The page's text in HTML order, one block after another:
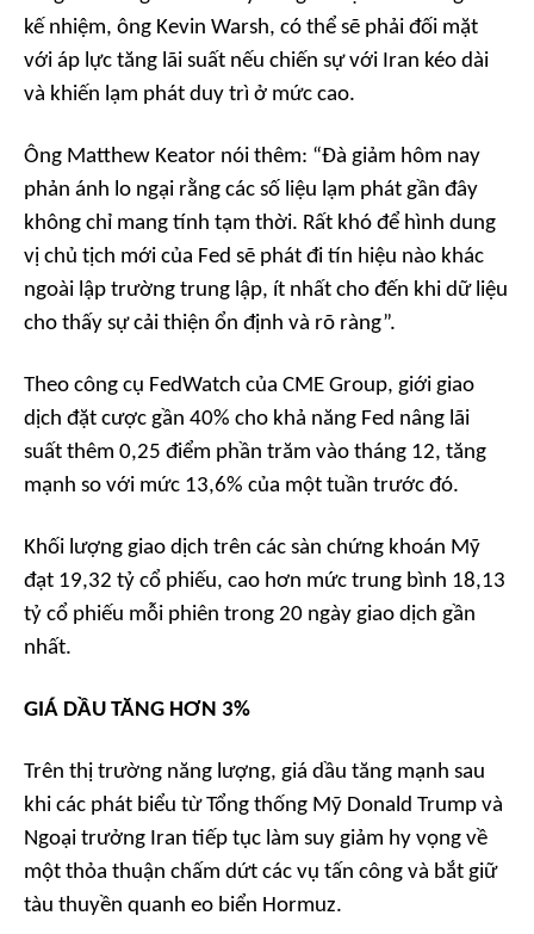
kế nhiệm, ông Kevin Warsh, có thể sẽ phải đối mặt
với áp lực tăng lãi suất nếu chiến sự với Iran kéo dài
và khiến lạm phát duy trì ở mức cao.
Ông Matthew Keator nói thêm: “Đà giảm hôm nay
phản ánh lo ngại rằng các số liệu lạm phát gần đây
không chỉ mang tính tạm thời. Rất khó để hình dung
vị chủ tịch mới của Fed sẽ phát đi tín hiệu nào khác
ngoài lập trường trung lập, ít nhất cho đến khi dữ liệu
cho thấy sự cải thiện ổn định và rõ ràng”.
Theo công cụ FedWatch của CME Group, giới giao
dịch đặt cược gần 40% cho khả năng Fed nâng lãi
suất thêm 0,25 điểm phần trăm vào tháng 12, tăng
mạnh so với mức 13,6% của một tuần trước đó.
Khối lượng giao dịch trên các sàn chứng khoán Mỹ
đạt 19,32 tỷ cổ phiếu, cao hơn mức trung bình 18,13
tỷ cổ phiếu mỗi phiên trong 20 ngày giao dịch gần
nhất.
GIÁ DẦU TĂNG HƠN 3%
Trên thị trường năng lượng, giá dầu tăng mạnh sau
khi các phát biểu từ Tổng thống Mỹ Donald Trump và
Ngoại trưởng Iran tiếp tục làm suy giảm hy vọng về
một thỏa thuận chấm dứt các vụ tấn công và bắt giữ
tàu thuyền quanh eo biển Hormuz.